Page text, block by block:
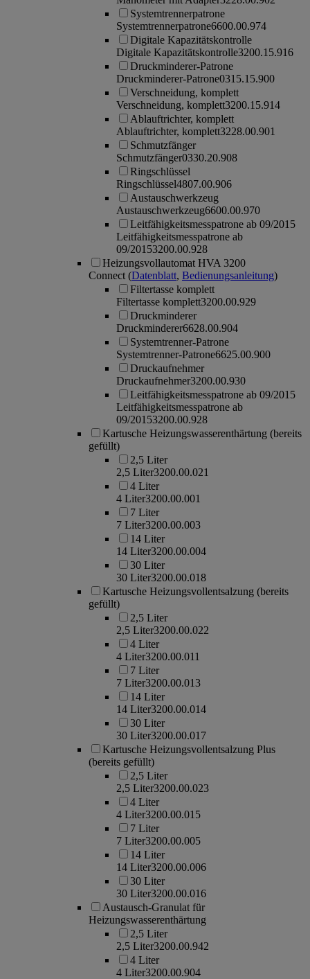
Systemtrennerpatrone
Systemtrennerpatrone6600.00.974
Digitale Kapazitätskontrolle
Digitale Kapazitätskontrolle3200.15.916
Druckminderer-Patrone
Druckminderer-Patrone0315.15.900
Verschneidung, komplett
Verschneidung, komplett3200.15.914
Ablauftrichter, komplett
Ablauftrichter, komplett3228.00.901
Schmutzfänger
Schmutzfänger0330.20.908
Ringschlüssel
Ringschlüssel4807.00.906
Austauschwerkzeug
Austauschwerkzeug6600.00.970
Leitfähigkeitsmesspatrone ab 09/2015
Leitfähigkeitsmesspatrone ab
09/20153200.00.928
Heizungsvollautomat HVA 3200
Connect (Datenblatt, Bedienungsanleitung)
Filtertasse komplett
Filtertasse komplett3200.00.929
Druckminderer
Druckminderer6628.00.904
Systemtrenner-Patrone
Systemtrenner-Patrone6625.00.900
Druckaufnehmer
Druckaufnehmer3200.00.930
Leitfähigkeitsmesspatrone ab 09/2015
Leitfähigkeitsmesspatrone ab
09/20153200.00.928
Kartusche Heizungswasserenthärtung (bereits
gefüllt)
2,5 Liter
2,5 Liter3200.00.021
4 Liter
4 Liter3200.00.001
7 Liter
7 Liter3200.00.003
14 Liter
14 Liter3200.00.004
30 Liter
30 Liter3200.00.018
Kartusche Heizungsvollentsalzung (bereits
gefüllt)
2,5 Liter
2,5 Liter3200.00.022
4 Liter
4 Liter3200.00.011
7 Liter
7 Liter3200.00.013
14 Liter
14 Liter3200.00.014
30 Liter
30 Liter3200.00.017
Kartusche Heizungsvollentsalzung Plus
(bereits gefüllt)
2,5 Liter
2,5 Liter3200.00.023
4 Liter
4 Liter3200.00.015
7 Liter
7 Liter3200.00.005
14 Liter
14 Liter3200.00.006
30 Liter
30 Liter3200.00.016
Austausch-Granulat für
Heizungswasserenthärtung
2,5 Liter
2,5 Liter3200.00.942
4 Liter
4 Liter3200.00.904